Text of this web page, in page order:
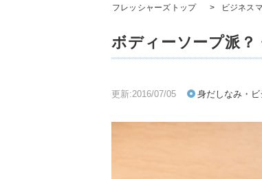
フレッシャーズトップ > ビジネス
ボディーソープ派
更新:2016/07/05 身だしなみ・